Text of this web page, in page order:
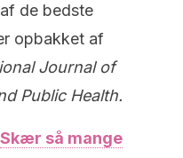
de bedste
opbakket af
Journal of
Public Health.
Skær så mange